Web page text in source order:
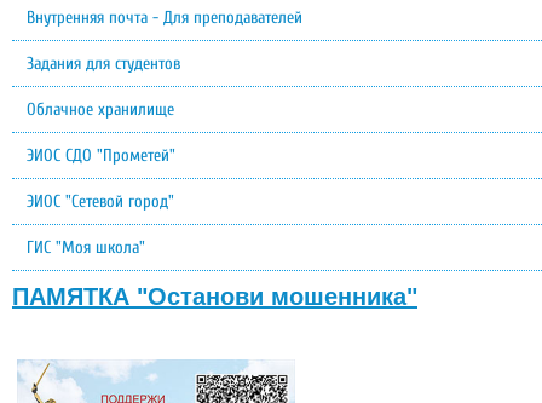
Внутренняя почта - Для преподавателей
Задания для студентов
Облачное хранилище
ЭИОС СДО "Прометей"
ЭИОС "Сетевой город"
ГИС "Моя школа"
ПАМЯТКА "Останови мошенника"